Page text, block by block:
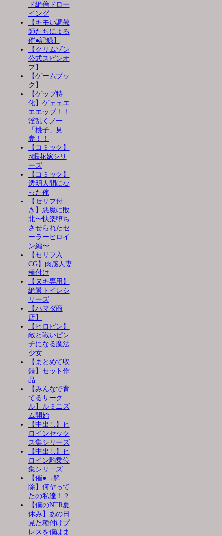
ド絶倫ドロー
イング
【キモい調教
師たちによる
催●記録】
【クリムゾン
公式スピンオ
フ】
【ゲームブッ
ク】
【ゲップ特
化】ゲェェエ
エエップ！！
淫乱くノ一
「桃子」見
参！！
【コミック】
○眠花嫁シリ
ーズ
【コミック】
透明人間にな
った俺
【セリフ付
き】悪魔に敗
北〜快楽堕ち
させられたセ
ーラーヒロイ
ン編〜
【セリフ入
CG】肉感人妻
種付け
【ヌキ専用】
絶景トイレシ
リーズ
【ハマダ商
店】
【ヒロピン】
敵と戦いピン
チになる魔法
少女
【まとめて収
録】セット作
品
【みんなで育
てるサーク
ル】ルミニズ
ム開始
【中出し】ヒ
ロインセック
ス集シリーズ
【中出し】ヒ
ロイン騎乗位
集シリーズ
【催●→解
除】何ヤって
たの私達！？
【僕のNTR夏
休み】あの日
見た種付けプ
レスを僕はま